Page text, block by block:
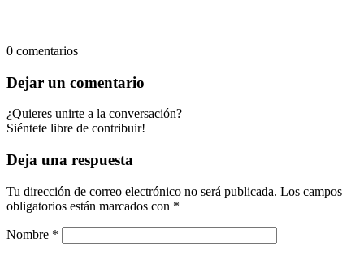
0 comentarios
Dejar un comentario
¿Quieres unirte a la conversación?
Siéntete libre de contribuir!
Deja una respuesta
Tu dirección de correo electrónico no será publicada. Los campos
obligatorios están marcados con *
Nombre *